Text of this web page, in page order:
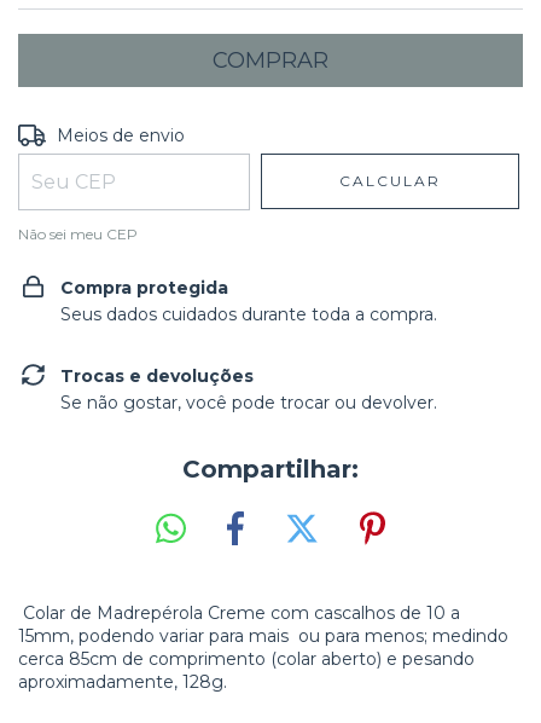
Entregas para o CEP:
Meios de envio
CALCULAR
Não sei meu CEP
Compra protegida
Seus dados cuidados durante toda a compra.
Trocas e devoluções
Se não gostar, você pode trocar ou devolver.
Compartilhar:
Colar de Madrepérola Creme com cascalhos de 10 a
15mm, podendo variar para mais ou para menos; medindo
cerca 85cm de comprimento (colar aberto) e pesando
aproximadamente, 128g.